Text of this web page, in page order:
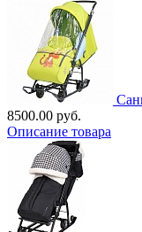
8500.00 руб.
Описание товара